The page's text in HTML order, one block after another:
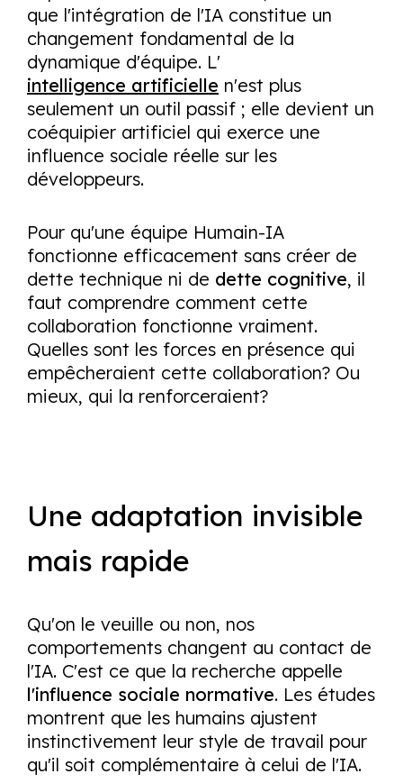
que l'intégration de l'IA constitue un
changement fondamental de la
dynamique d'équipe. L'
intelligence artificielle n'est plus
seulement un outil passif ; elle devient un
coéquipier artificiel qui exerce une
influence sociale réelle sur les
développeurs.
Pour qu'une équipe Humain-IA
fonctionne efficacement sans créer de
dette technique ni de dette cognitive, il
faut comprendre comment cette
collaboration fonctionne vraiment.
Quelles sont les forces en présence qui
empêcheraient cette collaboration? Ou
mieux, qui la renforceraient?
Une adaptation invisible
mais rapide
Qu'on le veuille ou non, nos
comportements changent au contact de
l'IA. C'est ce que la recherche appelle
l'influence sociale normative. Les études
montrent que les humains ajustent
instinctivement leur style de travail pour
qu'il soit complémentaire à celui de l'IA.